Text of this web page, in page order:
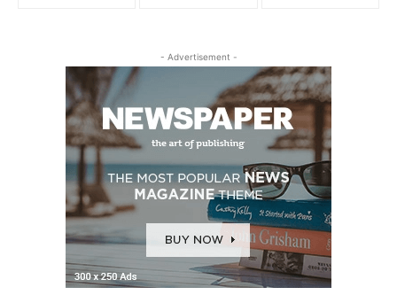
- Advertisement -